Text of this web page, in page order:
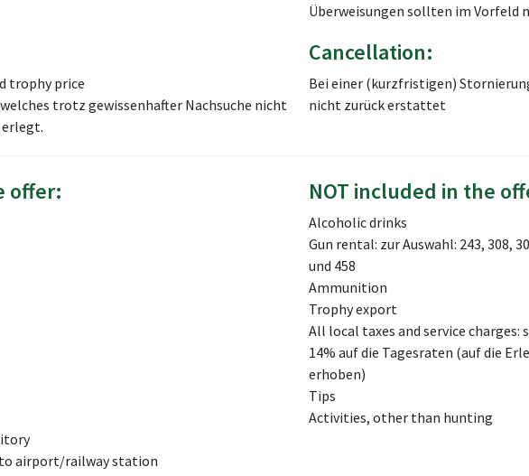
Überweisungen sollten im Vorfeld
trophy price
trotz gewissenhafter Nachsuche nicht
Cancellation:
Bei einer (kurzfristigen)
nicht zurück erstattet
offer:
airport/railway station
NOT included in the
Alcoholic drinks
Gun rental: zur Auswahl: 243, 308,
und 458
Ammunition
Trophy export
All local taxes and service charges:
14% auf die Tagesraten (auf die
erhoben)
Tips
Activities, other than hunting